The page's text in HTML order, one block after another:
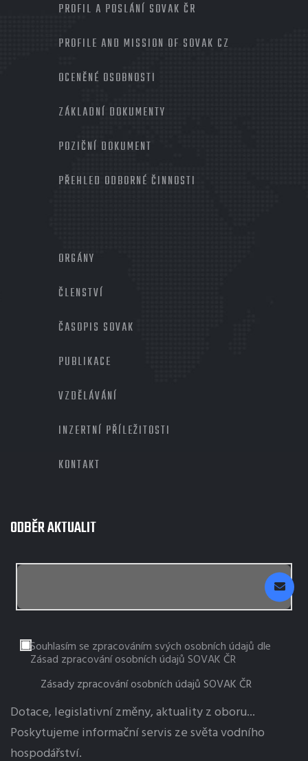
PROFIL A POSLÁNÍ SOVAK ČR
PROFILE AND MISSION OF SOVAK CZ
OCENĚNÉ OSOBNOSTI
ZÁKLADNÍ DOKUMENTY
POZIČNÍ DOKUMENT
PŘEHLED ODBORNÉ ČINNOSTI
ORGÁNY
ČLENSTVÍ
ČASOPIS SOVAK
PUBLIKACE
VZDĚLÁVÁNÍ
INZERTNÍ PŘÍLEŽITOSTI
KONTAKT
ODBĚR AKTUALIT
Souhlasím se zpracováním svých osobních údajů dle
Zásad zpracování osobních údajů SOVAK ČR
Zásady zpracování osobních údajů SOVAK ČR
Dotace, legislativní změny, aktuality z oboru...
Poskytujeme informační servis ze světa vodního
hospodářství.